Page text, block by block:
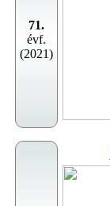
71.
évf.
(2021)